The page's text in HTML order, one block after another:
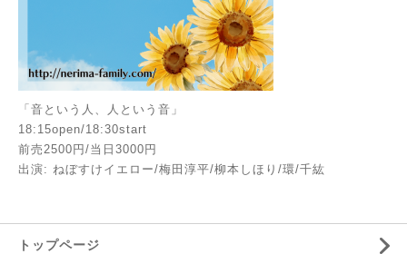
「音という人、人という音」
18:15open/18:30start
前売2500円/当日3000円
出演: ねぼすけイエロー/梅田淳平/柳本しほり/環/千紘
トップページ